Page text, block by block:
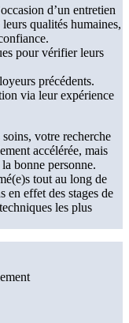
d’un entretien
qualités humaines,
pour vérifier leurs
précédents.
via leur expérience
votre recherche
accélérée, mais
bonne personne.
tout au long de
en effet des stages de
les plus